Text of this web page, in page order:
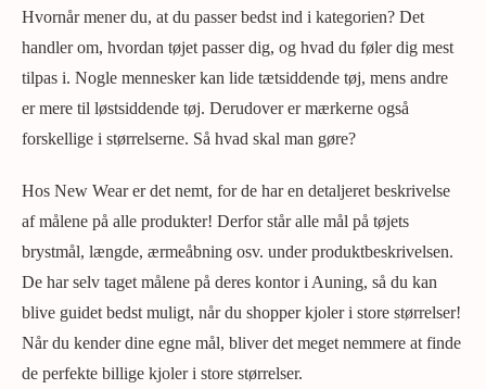
Hvornår mener du, at du passer bedst ind i kategorien? Det
handler om, hvordan tøjet passer dig, og hvad du føler dig mest
tilpas i. Nogle mennesker kan lide tætsiddende tøj, mens andre
er mere til løstsiddende tøj. Derudover er mærkerne også
forskellige i størrelserne. Så hvad skal man gøre?
Hos New Wear er det nemt, for de har en detaljeret beskrivelse
af målene på alle produkter! Derfor står alle mål på tøjets
brystmål, længde, ærmeåbning osv. under produktbeskrivelsen.
De har selv taget målene på deres kontor i Auning, så du kan
blive guidet bedst muligt, når du shopper kjoler i store størrelser!
Når du kender dine egne mål, bliver det meget nemmere at finde
de perfekte billige kjoler i store størrelser.